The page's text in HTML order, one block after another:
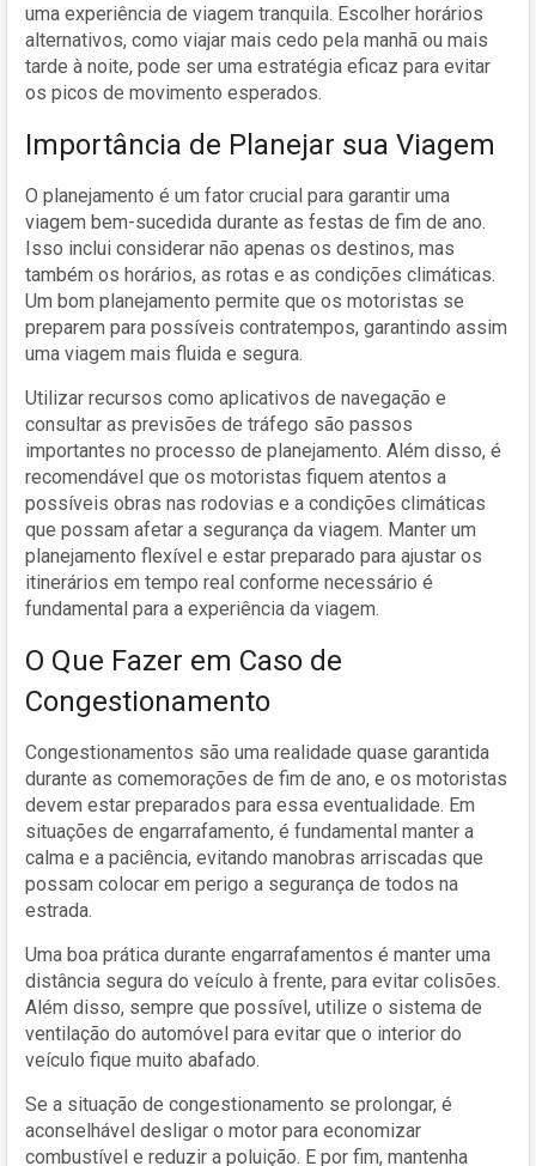
uma experiência de viagem tranquila. Escolher horários
alternativos, como viajar mais cedo pela manhã ou mais
tarde à noite, pode ser uma estratégia eficaz para evitar
os picos de movimento esperados.
Importância de Planejar sua Viagem
O planejamento é um fator crucial para garantir uma
viagem bem-sucedida durante as festas de fim de ano.
Isso inclui considerar não apenas os destinos, mas
também os horários, as rotas e as condições climáticas.
Um bom planejamento permite que os motoristas se
preparem para possíveis contratempos, garantindo assim
uma viagem mais fluida e segura.
Utilizar recursos como aplicativos de navegação e
consultar as previsões de tráfego são passos
importantes no processo de planejamento. Além disso, é
recomendável que os motoristas fiquem atentos a
possíveis obras nas rodovias e a condições climáticas
que possam afetar a segurança da viagem. Manter um
planejamento flexível e estar preparado para ajustar os
itinerários em tempo real conforme necessário é
fundamental para a experiência da viagem.
O Que Fazer em Caso de
Congestionamento
Congestionamentos são uma realidade quase garantida
durante as comemorações de fim de ano, e os motoristas
devem estar preparados para essa eventualidade. Em
situações de engarrafamento, é fundamental manter a
calma e a paciência, evitando manobras arriscadas que
possam colocar em perigo a segurança de todos na
estrada.
Uma boa prática durante engarrafamentos é manter uma
distância segura do veículo à frente, para evitar colisões.
Além disso, sempre que possível, utilize o sistema de
ventilação do automóvel para evitar que o interior do
veículo fique muito abafado.
Se a situação de congestionamento se prolongar, é
aconselhável desligar o motor para economizar
combustível e reduzir a poluição. E por fim, mantenha